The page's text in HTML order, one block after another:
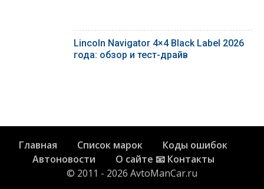
Lincoln Navigator 4×4 Black Label 2026
года: обзор и тест-драйв
Главная Список марок
Коды ошибок
Автоновости
О сайте 📧 Контакты
© 2011 - 2026 AvtoManCar.ru